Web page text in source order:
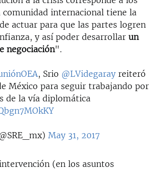
internacional tiene la
actuar para que las partes logren
y así poder desarrollar un
negociación".
, Srio @LVidegaray reiteró
México para seguir trabajando por
de la vía diplomática
May 31, 2017
(en los asuntos